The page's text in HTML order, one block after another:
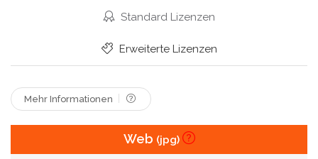
Standard Lizenzen
Erweiterte Lizenzen
Mehr Informationen
Web (jpg)